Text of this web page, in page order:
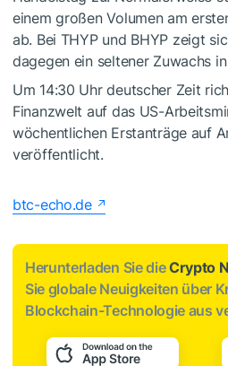
einem großen Volumen am
ab. Bei THYP und BHYP zeigt
dagegen ein seltener Zuwachs
Um 14:30 Uhr deutscher Zeit
Finanzwelt auf das US-
wöchentlichen Erstanträge auf
veröffentlicht.
btc-echo.de
Herunterladen Sie dieCrypto
Sie globale Neuigkeiten über
Blockchain-Technologie aus